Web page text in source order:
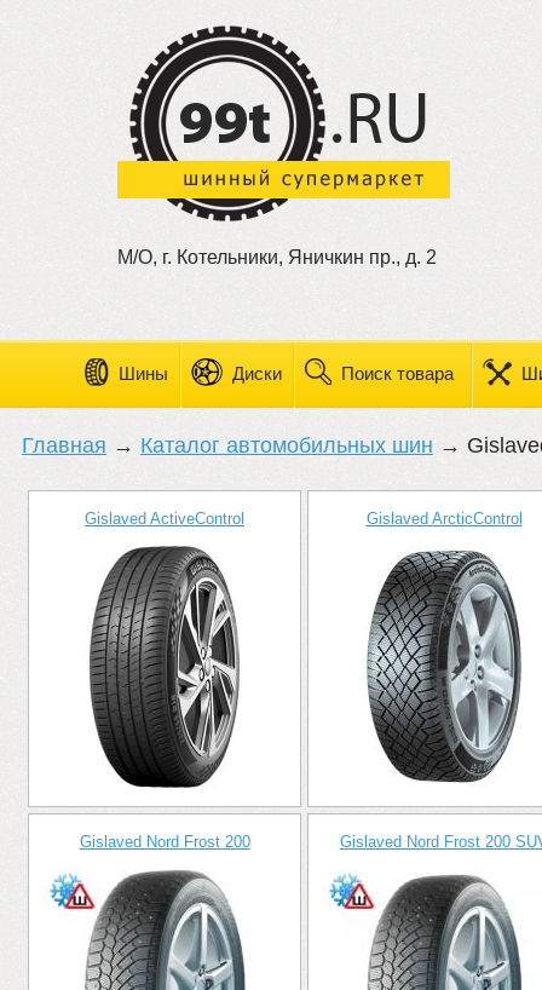
М/О, г. Котельники, Яничкин пр., д. 2
Шины Диски Поиск товара
Главная → Каталог автомобильных шин →
Gislaved ActiveControl Gislaved ArcticControl
Gislaved Nord Frost 200 Gislaved Nord Frost 200